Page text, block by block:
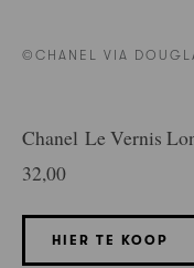
©CHANEL VIA
Chanel Le Vernis
32,00
HIER TE KOOP